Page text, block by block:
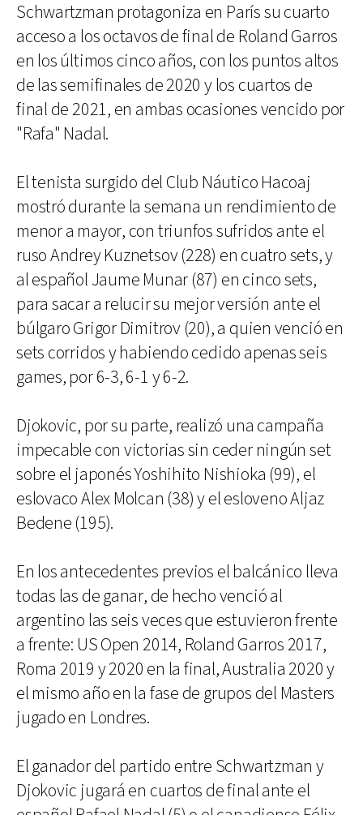
Schwartzman protagoniza en París su cuarto
acceso a los octavos de final de Roland Garros
en los últimos cinco años, con los puntos altos
de las semifinales de 2020 y los cuartos de
final de 2021, en ambas ocasiones vencido por
"Rafa" Nadal.
El tenista surgido del Club Náutico Hacoaj
mostró durante la semana un rendimiento de
menor a mayor, con triunfos sufridos ante el
ruso Andrey Kuznetsov (228) en cuatro sets, y
al español Jaume Munar (87) en cinco sets,
para sacar a relucir su mejor versión ante el
búlgaro Grigor Dimitrov (20), a quien venció en
sets corridos y habiendo cedido apenas seis
games, por 6-3, 6-1 y 6-2.
Djokovic, por su parte, realizó una campaña
impecable con victorias sin ceder ningún set
sobre el japonés Yoshihito Nishioka (99), el
eslovaco Alex Molcan (38) y el esloveno Aljaz
Bedene (195).
En los antecedentes previos el balcánico lleva
todas las de ganar, de hecho venció al
argentino las seis veces que estuvieron frente
a frente: US Open 2014, Roland Garros 2017,
Roma 2019 y 2020 en la final, Australia 2020 y
el mismo año en la fase de grupos del Masters
jugado en Londres.
El ganador del partido entre Schwartzman y
Djokovic jugará en cuartos de final ante el